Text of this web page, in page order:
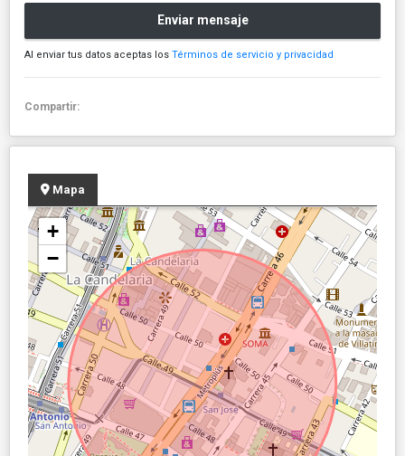
Enviar mensaje
Al enviar tus datos aceptas los Términos de servicio y privacidad
Compartir:
Mapa
+
−